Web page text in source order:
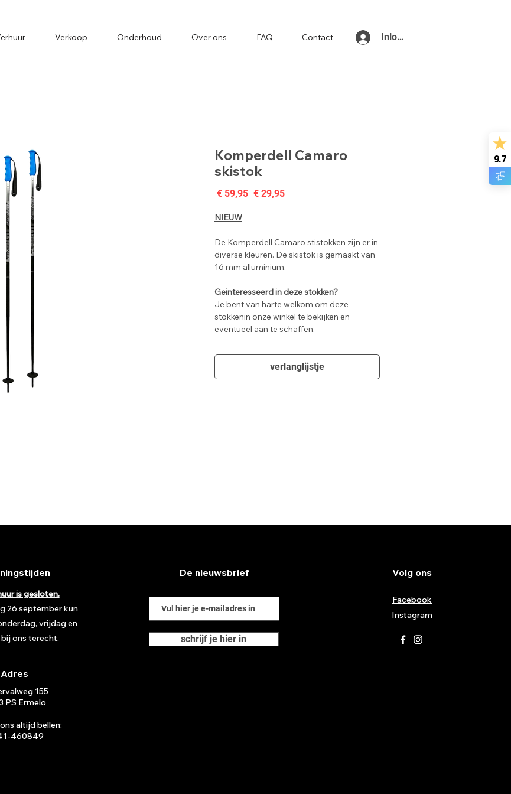
9.7
Verkoop Onderhoud Over ons FAQ Contact Inloggen
Komperdell Camaro
skistok
€ 59,95 Normale
€ 29,95Verkoopprijs
NIEUW
De Komperdell Camaro stistokken zijn er in
diverse kleuren. De skistok is gemaakt van
16 mm alluminium.
Geinteresseerd in deze stokken?
Je bent van harte welkom om deze
stokkenin onze winkel te bekijken en
eventueel aan te schaffen.
verlanglijstje
is gesloten.
26 september kun
vrijdag en
ons terecht.
Adres
155
PS Ermelo
altijd bellen:
460849
De nieuwsbrief
schrijf je hier in
Volg ons
Facebook
Instagram